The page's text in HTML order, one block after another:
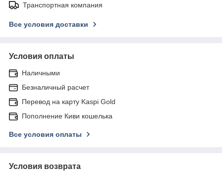
Транспортная компания
Все условия доставки
Условия оплаты
Наличными
Безналичный расчет
Перевод на карту Kaspi Gold
Пополнение Киви кошелька
Все условия оплаты
Условия возврата